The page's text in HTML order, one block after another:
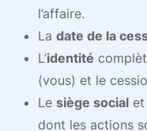
l’affaire.
La date de la
L’identité
(vous) et le
Le siège social et
dont les actions